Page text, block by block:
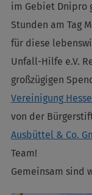
im Gebiet Dnipro
Stunden am Tag
für diese
Unfall-Hilfe e.V.
großzügigen
Vereinigung
von der
Ausbüttel & Co.
Team!
Gemeinsam sind